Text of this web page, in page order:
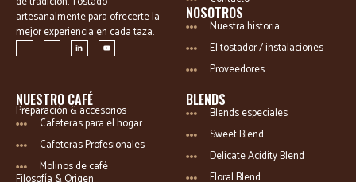
artesanalmente para ofrecerte la
mejor experiencia en cada taza.
NOSOTROS
Nuestra historia
El tostador / instalaciones
Proveedores
NUESTRO CAFÉ
Preparación & accesorios
Cafeteras para el hogar
Cafeteras Profesionales
Molinos de café
BLENDS
Blends especiales
Sweet Blend
Delicate Acidity Blend
Floral Blend